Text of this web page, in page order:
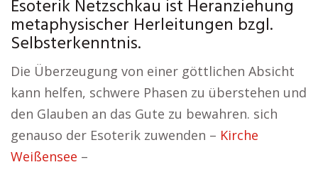
Esoterik Netzschkau ist Heranziehung
metaphysischer Herleitungen bzgl.
Selbsterkenntnis.
Die Überzeugung von einer göttlichen Absicht
kann helfen, schwere Phasen zu überstehen und
den Glauben an das Gute zu bewahren. sich
genauso der Esoterik zuwenden – Kirche
Weißensee –